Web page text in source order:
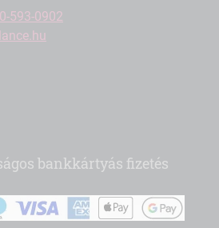
593-0902
bankkártyás fizetés